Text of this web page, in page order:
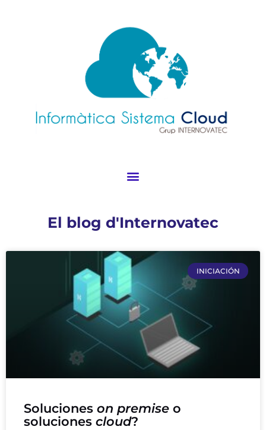
El blog d'Internovatec
INICIACIÓN
Soluciones on premise o
soluciones cloud?